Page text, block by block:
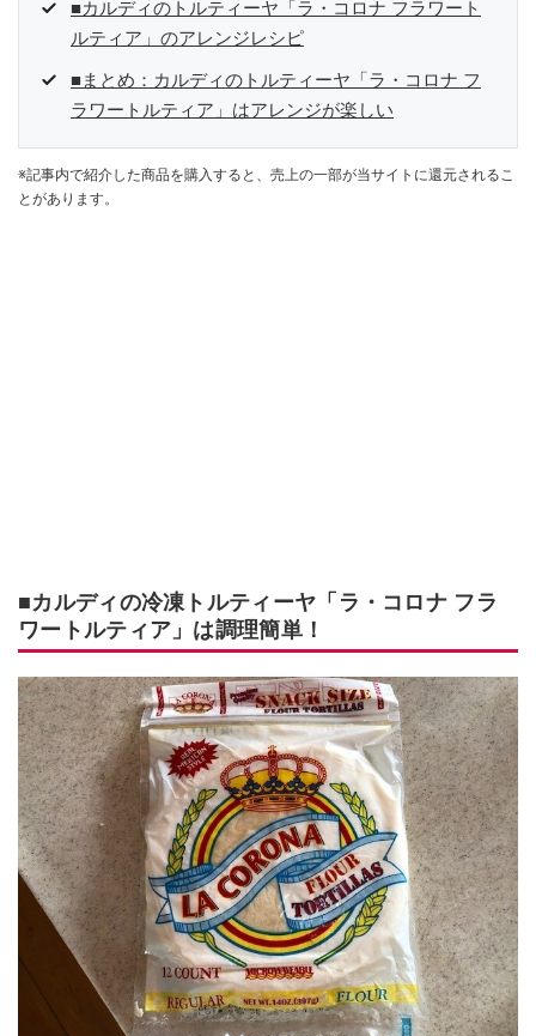
■カルディのトルティーヤ「ラ・コロナ フラワート
ルティア」のアレンジレシピ
■まとめ：カルディのトルティーヤ「ラ・コロナ フ
ラワートルティア」はアレンジが楽しい
※記事内で紹介した商品を購入すると、売上の一部が当サイトに還元されるこ
とがあります。
■カルディの冷凍トルティーヤ「ラ・コロナ フラ
ワートルティア」は調理簡単！